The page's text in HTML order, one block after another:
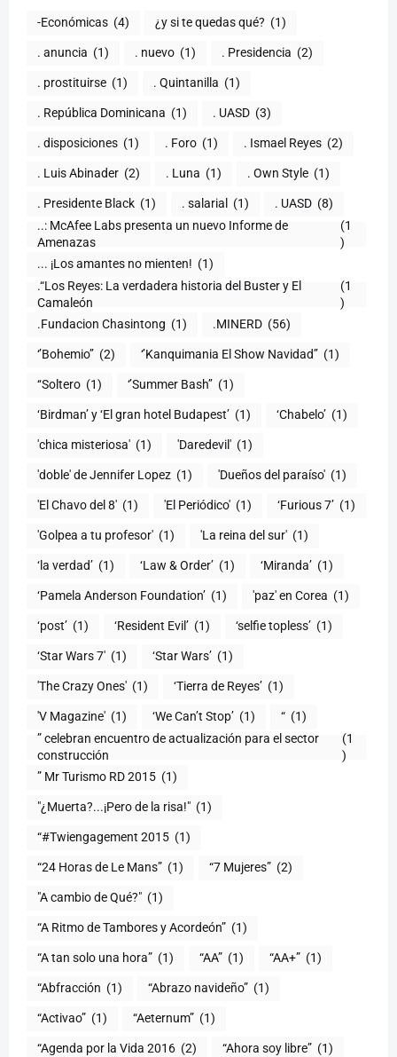
-Económicas (4) ¿y si te quedas qué? (1)
. anuncia (1) . nuevo (1) . Presidencia (2)
. prostituirse (1) . Quintanilla (1)
. República Dominicana (1) . UASD (3)
. disposiciones (1) . Foro (1) . Ismael Reyes (2)
. Luis Abinader (2) . Luna (1) . Own Style (1)
. Presidente Black (1) . salarial (1) . UASD (8)
..: McAfee Labs presenta un nuevo Informe de
(1
)
... ¡Los amantes no mienten! (1)
.“Los Reyes: La verdadera historia del Buster y El
Camaleón
(1
)
.Fundacion Chasintong (1) .MINERD (56)
‘’Bohemio’’ (2) ‘’Kanquimania El Show Navidad’’ (1)
‘‘Soltero (1) ‘’Summer Bash’’ (1)
‘Birdman’ y ‘El gran hotel Budapest’ (1) ‘Chabelo’ (1)
'chica misteriosa' (1) 'Daredevil' (1)
'doble' de Jennifer Lopez (1) 'Dueños del paraíso' (1)
'El Chavo del 8' (1) 'El Periódico' (1) ‘Furious 7’ (1)
'Golpea a tu profesor' (1) 'La reina del sur' (1)
‘la verdad’ (1) ‘Law & Order’ (1) ‘Miranda’ (1)
‘Pamela Anderson Foundation’ (1) 'paz' en Corea (1)
‘post’ (1) ‘Resident Evil’ (1) ‘selfie topless’ (1)
‘Star Wars 7′ (1) ‘Star Wars’ (1)
'The Crazy Ones' (1) ‘Tierra de Reyes’ (1)
'V Magazine' (1) ‘We Can’t Stop’ (1) “ (1)
” celebran encuentro de actualización para el sector
construcción
(1
)
” Mr Turismo RD 2015 (1)
"¿Muerta?...¡Pero de la risa!" (1)
“#Twiengagement 2015 (1)
“24 Horas de Le Mans” (1) “7 Mujeres” (2)
(1)
“A Ritmo de Tambores y Acordeón” (1)
“A tan solo una hora” (1) “AA” (1) “AA+” (1)
“Abfracción (1) “Abrazo navideño” (1)
“Activao” (1) “Aeternum” (1)
“Agenda por la Vida 2016 (2) “Ahora soy libre” (1)